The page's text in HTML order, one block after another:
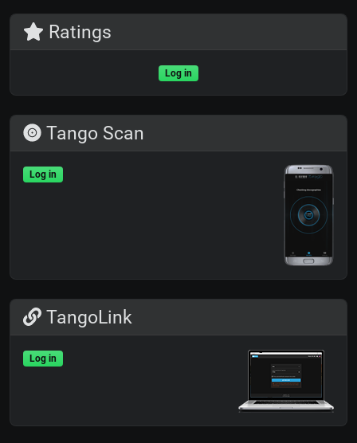
Ratings
Log in
Tango Scan
Log in
TangoLink
Log in